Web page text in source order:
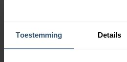
Toestemming Details
Roze borduurgarens
Zwarte borduurgarens